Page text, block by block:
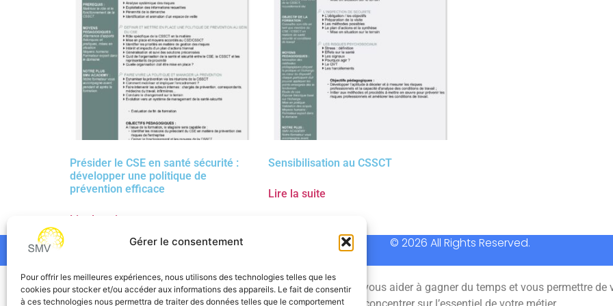
Gérer le consentement
Pour offrir les meilleures expériences, nous utilisons des technologies telles que les
cookies pour stocker et/ou accéder aux informations des appareils. Le fait de consentir
à ces technologies nous permettra de traiter des données telles que le comportement
Présider le CSE en santé sécurité :
développer une politique de
prévention efficace
Lire la suite
Sensibilisation au CSSCT
Lire la suite
© 2026 All Rights Reserved.
SMV permet de vous aider à gagner du temps et vous permettre de